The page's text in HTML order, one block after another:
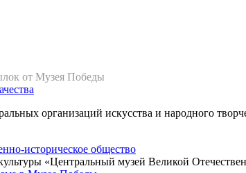
от Музея Победы
организаций искусства и народного
«Центральный музей Великой